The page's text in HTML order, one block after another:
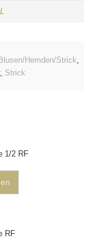
Blusen/Hemden/Strick,
, Strick
1/2 RF
RF